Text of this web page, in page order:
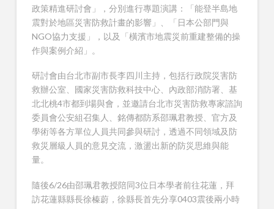
政策精進研討會」，分別進行專題演講：「能登半島地
震對於地區災害防救計畫的影響」、「日本公部門與
NGO協力支援」，以及「橫濱市地震災前重建整備的操
作與案例介紹」。
研討會由台北市副市長李四川主持，包括行政院災害防
救辦公室、國家災害防救科技中心、內政部消防署、基
北北桃4市都到場與會，並邀請台北市災害防救專家諮詢
委員會公安組召集人、銘傳都防系邵珮君教授、官方及
學術等各方單位人員共同參與研討，透過不同領域及防
救災層級人員的意見交流，激盪出新的防災思維與能
量。
隨後6/26由邵珮君教授陪同3位日本學者前往花蓮，拜
訪花蓮縣縣長徐榛蔚，徐縣長首先分享0403震後兩小時